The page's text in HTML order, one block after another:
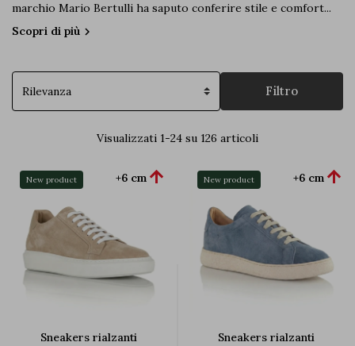
marchio Mario Bertulli ha saputo conferire stile e comfort...
Scopri di più chevron_right
Filtro
Visualizzati 1-24 su 126 articoli
New product
Sneakers rialzanti
+6 cm  New product
Sneakers rialzanti
+6 cm 